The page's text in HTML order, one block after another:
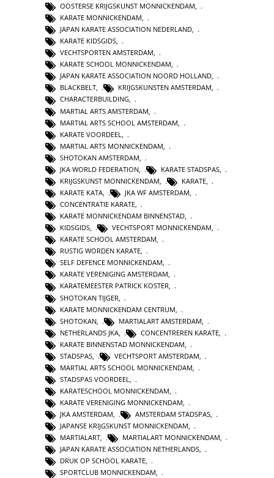
OOSTERSE KRIJGSKUNST MONNICKENDAM
KARATE MONNICKENDAM,
JAPAN KARATE ASSOCIATION NEDERLAND,
KARATE KIDSGIDS,
VECHTSPORTEN AMSTERDAM,
KARATE SCHOOL MONNICKENDAM,
JAPAN KARATE ASSOCIATION NOORD HOLLAND,
BLACKBELT, KRIJGSKUNSTEN AMSTERDAM,
CHARACTERBUILDING,
MARTIAL ARTS AMSTERDAM
MARTIAL ARTS SCHOOL AMSTERDAM
KARATE VOORDEEL
MARTIAL ARTS MONNICKENDAM
SHOTOKAN AMSTERDAM
JKA WORLD FEDERATION
KARATE STADSPAS
KRIJGSKUNST MONNICKENDAM
KARATE
KARATE KATA
JKA WF AMSTERDAM
CONCENTRATIE KARATE,
KARATE MONNICKENDAM BINNENSTAD,
KIDSGIDS, VECHTSPORT MONNICKENDAM,
KARATE SCHOOL AMSTERDAM,
RUSTIG WORDEN KARATE,
SELF DEFENCE MONNICKENDAM,
KARATE VERENIGING AMSTERDAM,
KARATEMEESTER PATRICK KOSTER,
SHOTOKAN TIJGER
KARATE MONNICKENDAM CENTRUM
SHOTOKAN
MARTIALART AMSTERDAM
NETHERLANDS JKA
CONCENTREREN KARATE
KARATE BINNENSTAD MONNICKENDAM
STADSPAS
VECHTSPORT AMSTERDAM
MARTIAL ARTS SCHOOL MONNICKENDAM
STADSPAS VOORDEEL
KARATESCHOOL MONNICKENDAM,
KARATE VERENIGING MONNICKENDAM,
JKA AMSTERDAM, AMSTERDAM STADSPAS,
JAPANSE KRIJGSKUNST MONNICKENDAM,
MARTIALART, MARTIALART MONNICKENDAM,
JAPAN KARATE ASSOCIATION NETHERLANDS,
DRUK OP SCHOOL KARATE,
SPORTCLUB MONNICKENDAM,